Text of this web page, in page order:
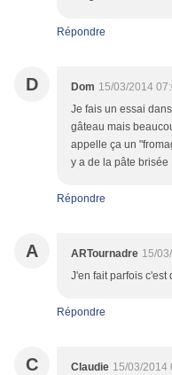
Répondre
D Dom 15/03/2014
Je fais un essai
gâteau mais
appelle ça un
y a de la pâte brisée
Répondre
A ARTournadre 15/
J'en fait parfois c'est
Répondre
C Claudie 15/03/2014